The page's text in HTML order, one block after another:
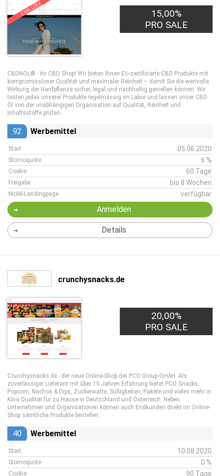
EXKLUSIV
15,00%
PRO SALE
CBDNOL® - ihr CBD Shop! Wir bieten Ihnen EU-zertifizierte CBD Produkte mit
kompromissloser Qualität und maximaler Reinheit – damit Sie die wertvolle
Wirkung der Hanfpflanze sicher, legal und nachhaltig genießen können. Wir
testen jedes unserer Produkte regelmässig im Labor und lassen unser CBD
Öl von der unabhängigen Organisation auf Qualität, Reinheit und
Inhaltsstoffe prüfen.
92 Werbemittel
Start 05.06.2020
Stornoquote 6 %
Cookie 60 Tage
Freigabe bis 8 Wochen
Mobil-Landingpage verfügbar
Anmelden
Details
crunchysnacks.de
20,00%
PRO SALE
Crunchysnacks.de - der neue Online-Shop der PCO Group GmbH. Als
zuverlässiger Lieferant mit über 15 Jahren Erfahrung bietet PCO Snacks,
Popcorn, Nachos & Dips, Zuckerwatte, Süßigkeiten, Pakete und vieles mehr in
Kino Qualität für zu Hause in Deutschland und Österreich. Neben
Unternehmen und Organisationen können auch Endkunden direkt im Online-
Shop sämtliche Produkte bestellen.
40 Werbemittel
Start 10.08.2020
Stornoquote 0 %
Cookie 90 Tage